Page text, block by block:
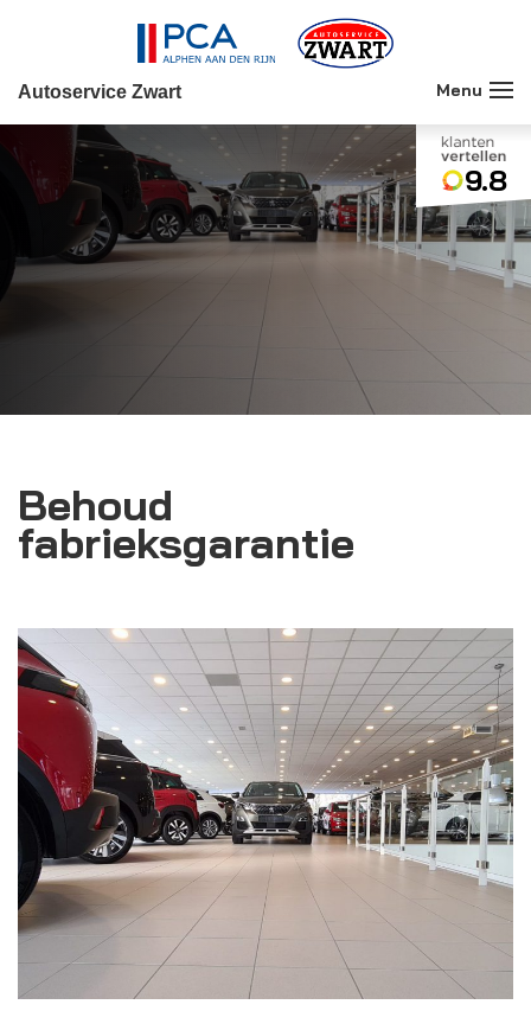
Autoservice Zwart
9.8
Behoud
fabrieksgarantie